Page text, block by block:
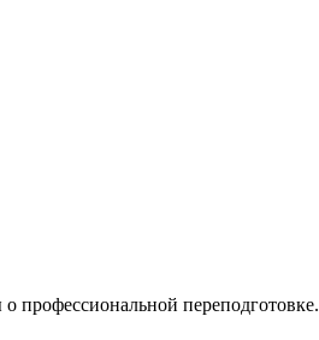
переподготовке.